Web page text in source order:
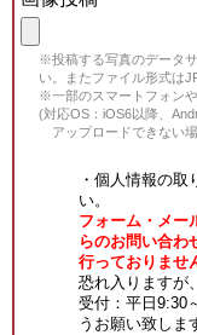
※投稿する写真のデータ
い。またファイル形式は
※一部のスマートフォン
(対応OS：iOS6以降、
アップロードできない
・個人情報の取
い。
フォーム・メー
らのお問い合わ
行っておりませ
恐れ入りますが
受付：平日9:30
うお願い致しま